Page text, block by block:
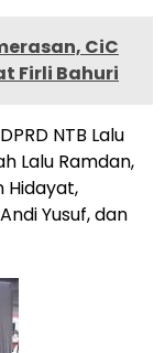
CiC
Firli Bahuri
NTB Lalu
Lalu Ramdan,
Hidayat,
Yusuf, dan